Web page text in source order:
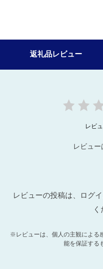
返礼品レビュー
レビ
レビュー
レビューの投稿は、ログ
く
※レビューは、個人の主観による
能を保証する